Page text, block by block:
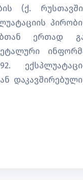
(ქ.
ერთად